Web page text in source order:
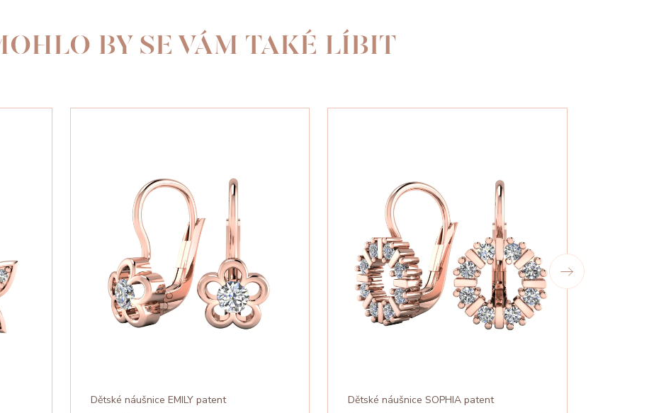
BY SE VÁM TAKÉ LÍBIT
Dětské náušnice EMILY patent
Dětské náušnice SOPHIA patent